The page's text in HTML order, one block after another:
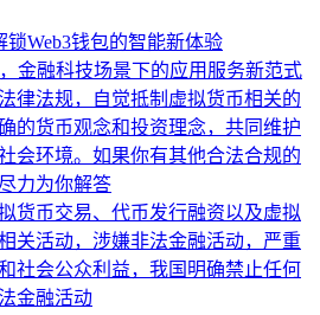
锁Web3钱包的智能新体验
金融科技场景下的应用服务新范式
律法规，自觉抵制虚拟货币相关的
的货币观念和投资理念，共同维护
会环境。如果你有其他合法合规的
力为你解答
货币交易、代币发行融资以及虚拟
关活动，涉嫌非法金融活动，严重
社会公众利益，我国明确禁止任何
金融活动